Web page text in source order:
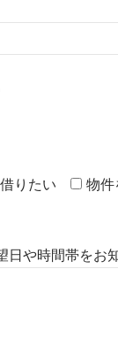
りたい
物件
や時間帯をお